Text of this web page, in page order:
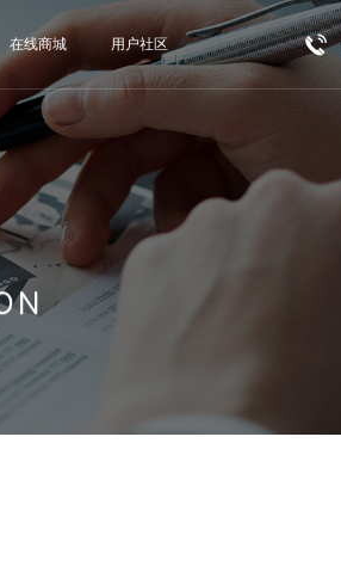
在线商城 用户社区 